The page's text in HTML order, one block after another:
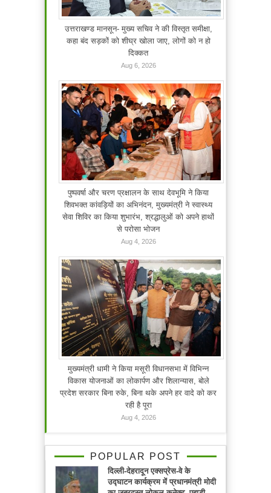
उत्तराखण्ड मानसून- मुख्य सचिव ने की विस्तृत समीक्षा,
कहा बंद सड़कों को शीघ्र खोला जाए, लोगों को न हो
दिक्कत
Aug 6, 2026
पुष्पवर्षा और चरण प्रक्षालन के साथ देवभूमि ने किया
शिवभक्त कांवड़ियों का अभिनंदन, मुख्यमंत्री ने स्वास्थ्य
सेवा शिविर का किया शुभारंभ, श्रद्धालुओं को अपने हाथों
से परोसा भोजन
Aug 4, 2026
मुख्यमंत्री धामी ने किया मसूरी विधानसभा में विभिन्न
विकास योजनाओं का लोकार्पण और शिलान्यास, बोले
प्रदेश सरकार बिना रुके, बिना थके अपने हर वादे को कर
रही है पूरा
Aug 4, 2026
POPULAR POST
दिल्ली-देहरादून एक्सप्रेस-वे के
उद्घाटन कार्यक्रम में प्रधानमंत्री मोदी